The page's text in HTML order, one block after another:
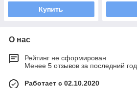
Купить
О нас
Рейтинг не сформирован
Менее 5 отзывов за последний год
Работает с 02.10.2020